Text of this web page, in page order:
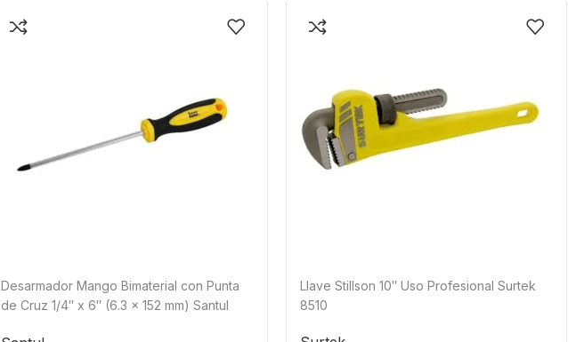
Desarmador Mango Bimaterial con Punta
de Cruz 1/4″ x 6″ (6.3 x 152 mm) Santul
Llave Stillson 10″ Uso Profesional Surtek
8510